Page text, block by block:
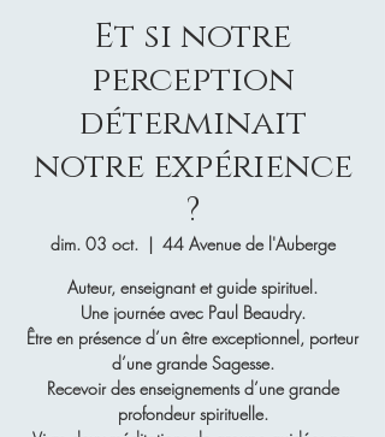
Et si notre
perception
déterminait
notre expérience
?
dim. 03 oct.
  |
44 Avenue de l'Auberge
Auteur, enseignant et guide spirituel.
Une journée avec Paul Beaudry.
Être en présence d’un être exceptionnel, porteur
d’une grande Sagesse.
Recevoir des enseignements d’une grande
profondeur spirituelle.